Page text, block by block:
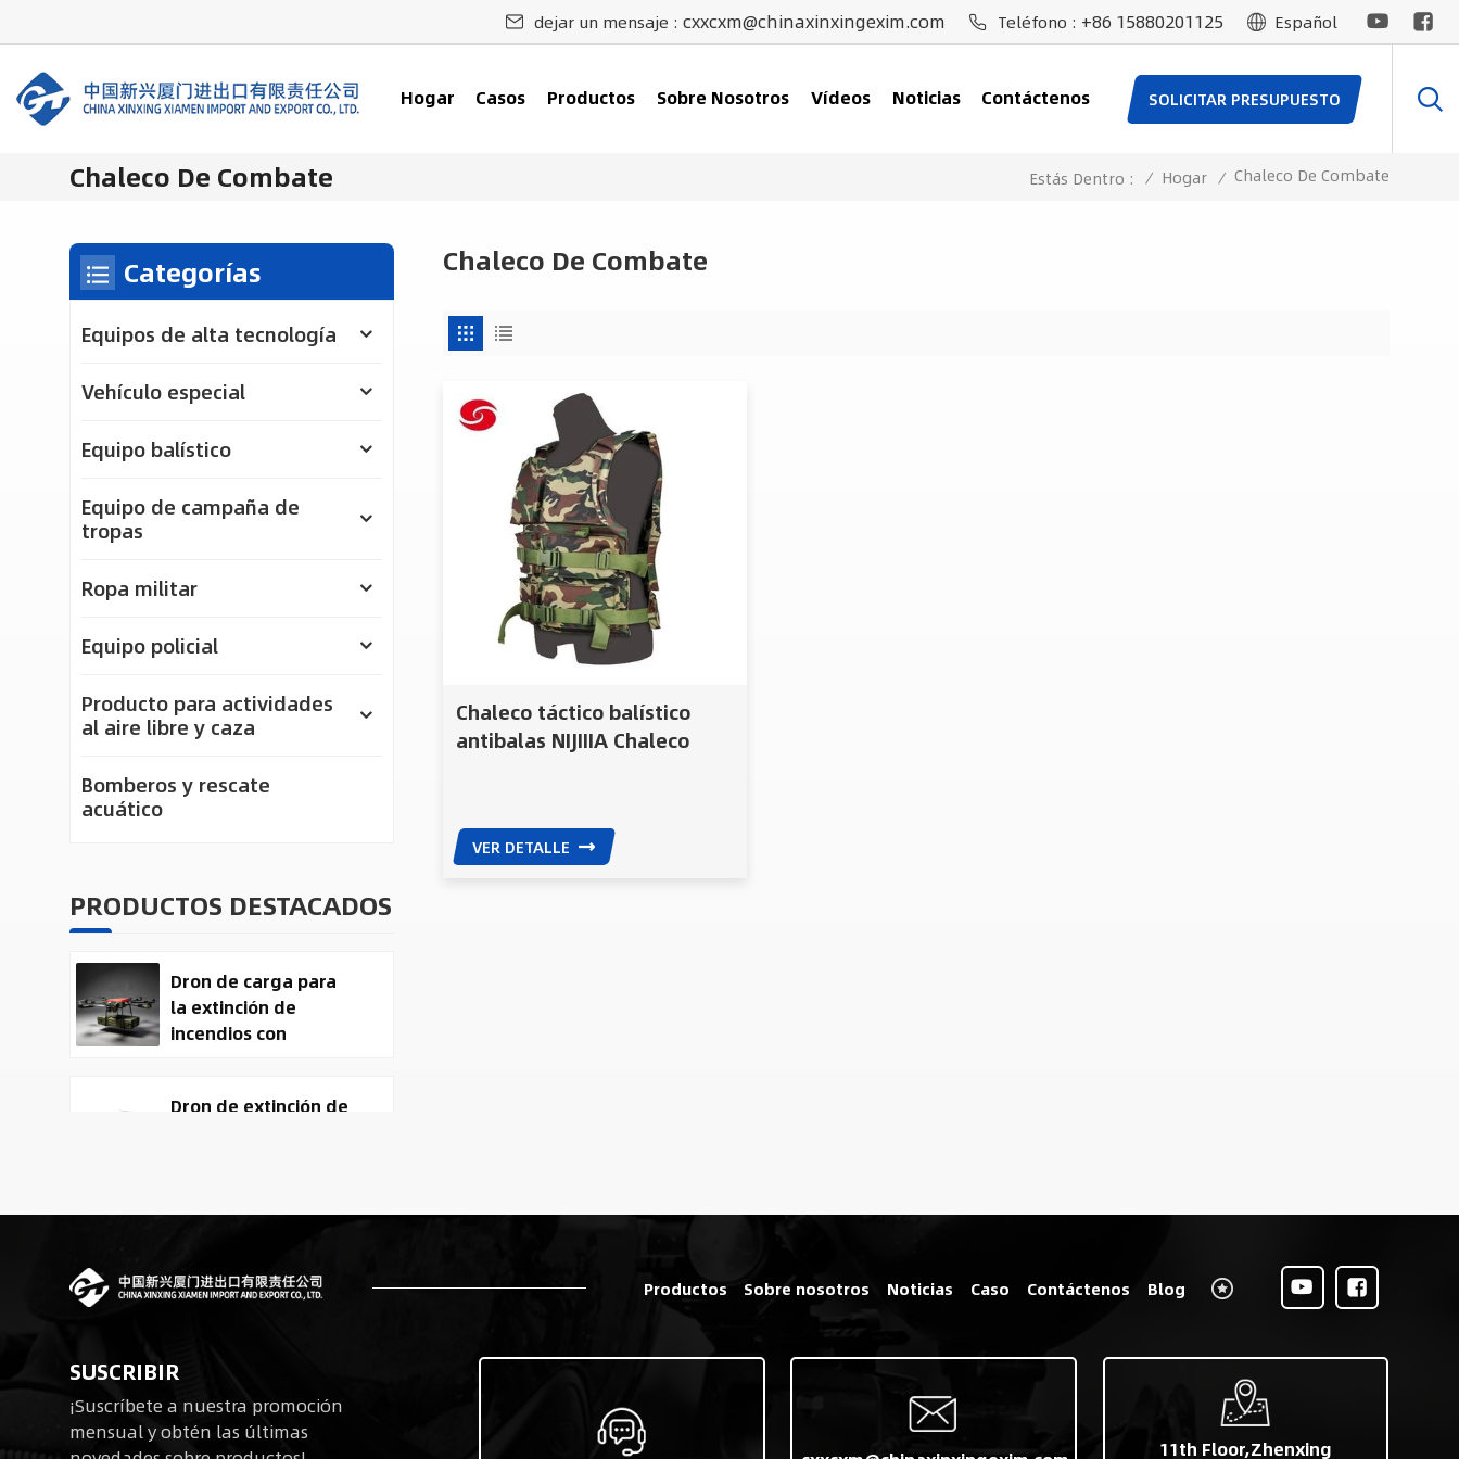
dejar un mensaje : cxxcxm@chinaxinxingexim.com Teléfono : +86 15880201125 Español
Hogar Casos Productos Sobre Nosotros Vídeos Noticias Contáctenos SOLICITAR PRESUPUESTO
Chaleco De Combate Estás Dentro : / Hogar / Chaleco De Combate
Chaleco De Combate
Chaleco táctico balístico
antibalas NIJIIIA Chaleco
VER DETALLE
Categorías
Equipos de alta tecnología
Vehículo especial
Equipo balístico
Equipo de campaña de
tropas
Ropa militar
Equipo policial
Producto para actividades
al aire libre y caza
Bomberos y rescate
acuático
PRODUCTOS DESTACADOS
Dron de carga para
la extinción de
incendios con
Dron de extinción de
útil de 100 kg.
surveillance UAV
Drone Manufacturer
biomiméticos para
operaciones tácticas
Productos Sobre nosotros Noticias Caso Contáctenos Blog
SUSCRIBIR
¡Suscríbete a nuestra promoción
mensual y obtén las últimas
11th Floor,Zhenxing